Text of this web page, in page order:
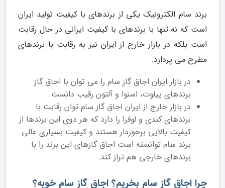
برند سام الکترونیک یکی از برندهای با کیفیت تولید ایران
است که نه تنها با برندهای با کیفیت ایرانی در حال رقابت
است بلکه در بازار خارج از ایران نیز به رقابت با برندهای
مطرح می پردازد.
در بازار ایران اجاق گاز سام را می توان با اجاق گاز
برندهای پیلوت، اسنوا و آلتون رقیب دانست.
در بازار خارج از ایران اجاق گاز سام توان رقابت با
برندهای کندی و لوفرا را دارد که هر دوی این برندها از
کیفیت بالایی برخوردار هستند و کیفیت بسیاری عالی
برند سام توانسته است اجاق گازهای این برند را با
برندهای خارجی هم تراز کند.
چرا اجاق گاز سام بخریم؟ اجاق گاز سام خوبه؟